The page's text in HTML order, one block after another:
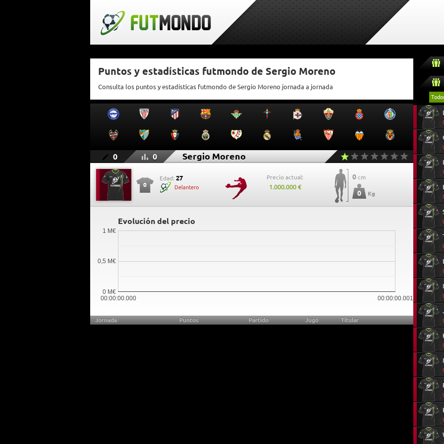
Puntos y estadísticas futmondo de Sergio Moreno
Consulta los puntos y estadísticas futmondo de Sergio Moreno jornada a jornada
0 0 Sergio Moreno
0
Edad: 27
Delantero
Precio actual:
1.000.000 €
0 cm
0 Kg
Evolución del precio
00:00:00.000 00:00:00.001
0 M€
0,5 M€
1 M€
Jornada Puntos Partido Jugó Titular